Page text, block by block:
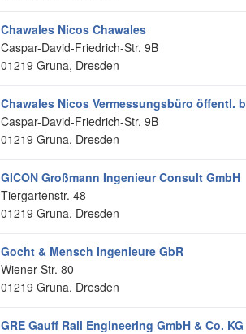
Chawales Nicos Chawales
Caspar-David-Friedrich-Str. 9B
01219 Gruna, Dresden
Chawales Nicos Vermessungsbüro öffentl.
Caspar-David-Friedrich-Str. 9B
01219 Gruna, Dresden
GICON Großmann Ingenieur Consult GmbH
Tiergartenstr. 48
01219 Gruna, Dresden
Gocht & Mensch Ingenieure GbR
Wiener Str. 80
01219 Gruna, Dresden
GRE Gauff Rail Engineering GmbH & Co. KG